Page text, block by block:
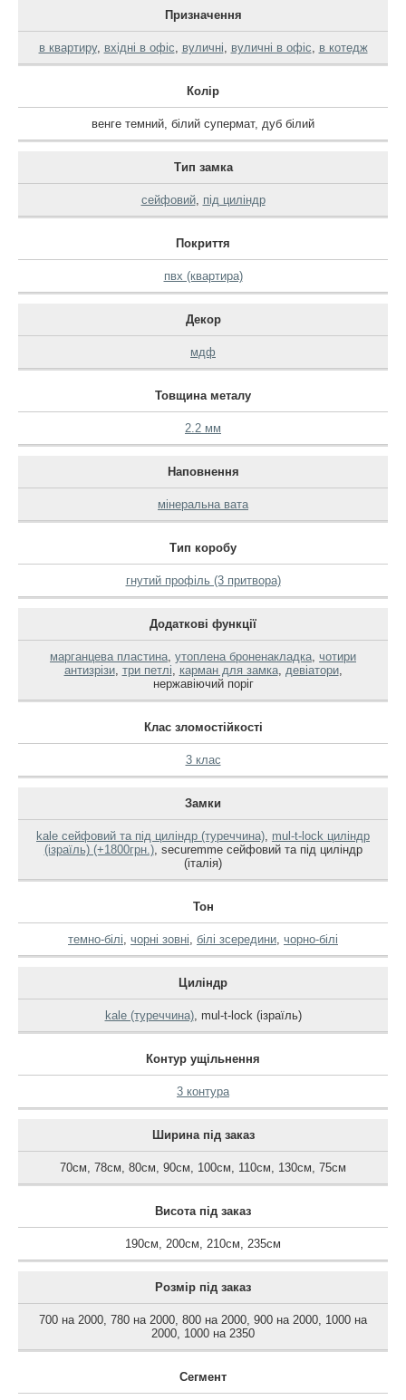
Призначення
в квартиру, вхідні в офіс, вуличні, вуличні в офіс, в котедж
Колір
венге темний, білий супермат, дуб білий
Тип замка
сейфовий, під циліндр
Покриття
пвх (квартира)
Декор
мдф
Товщина металу
2.2 мм
Наповнення
мінеральна вата
Тип коробу
гнутий профіль (3 притвора)
Додаткові функції
марганцева пластина, утоплена броненакладка, чотири
антизрізи, три петлі, карман для замка, девіатори,
нержавіючий поріг
Клас зломостійкості
3 клас
Замки
kale сейфовий та під циліндр (туреччина), mul-t-lock циліндр
(ізраїль) (+1800грн.), securemme сейфовий та під циліндр
(італія)
Тон
темно-білі, чорні зовні, білі зсередини, чорно-білі
Циліндр
kale (туреччина), mul-t-lock (ізраїль)
Контур ущільнення
3 контура
Ширина під заказ
70см, 78см, 80см, 90см, 100см, 110см, 130см, 75см
Висота під заказ
190см, 200см, 210см, 235см
Розмір під заказ
700 на 2000, 780 на 2000, 800 на 2000, 900 на 2000, 1000 на
2000, 1000 на 2350
Сегмент